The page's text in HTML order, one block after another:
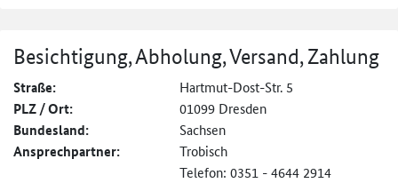
Besichtigung, Abholung, Versand, Zahlung
Straße: Hartmut-Dost-Str. 5
PLZ / Ort: 01099 Dresden
Bundesland: Sachsen
Ansprechpartner:
Trobisch
Telefon: 0351 - 4644 2914